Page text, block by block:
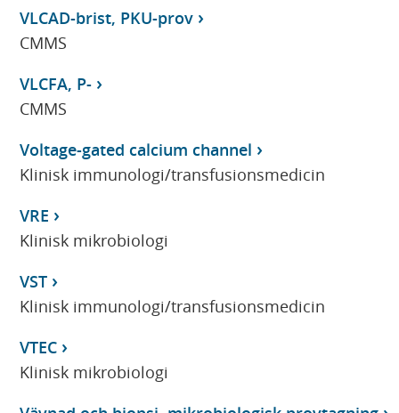
VLCAD-brist, PKU-prov
CMMS
VLCFA, P-
CMMS
Voltage-gated calcium channel
Klinisk immunologi/transfusionsmedicin
VRE
Klinisk mikrobiologi
VST
Klinisk immunologi/transfusionsmedicin
VTEC
Klinisk mikrobiologi